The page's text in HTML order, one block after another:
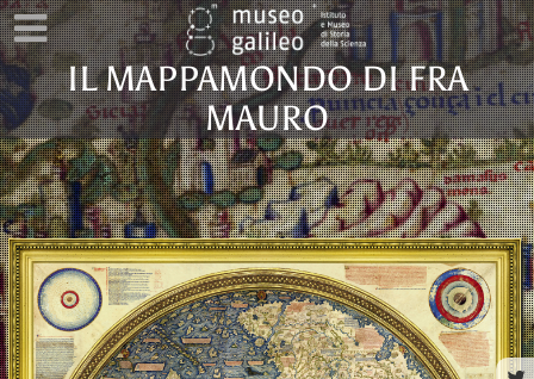
IL MAPPAMONDO DI FRA
MAURO
Image 02